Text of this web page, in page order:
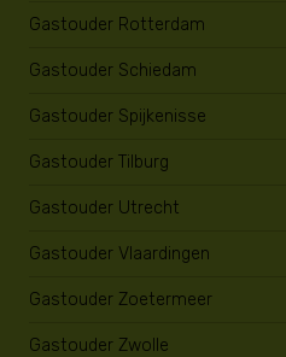
Gastouder Rotterdam
Gastouder Schiedam
Gastouder Spijkenisse
Gastouder Tilburg
Gastouder Utrecht
Gastouder Vlaardingen
Gastouder Zoetermeer
Gastouder Zwolle